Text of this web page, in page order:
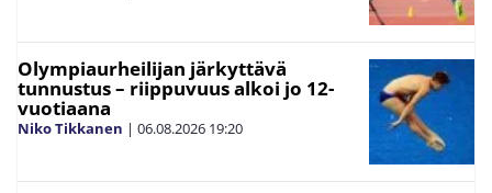
Olympiaurheilijan järkyttävä
tunnustus – riippuvuus alkoi jo 12-
vuotiaana
Niko Tikkanen | 06.08.2026 19:20